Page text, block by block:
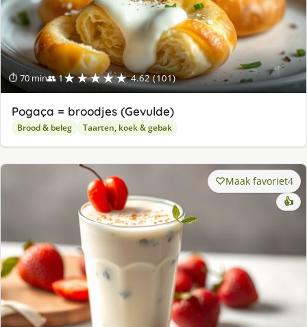
⏱ 70 min👥 1★★★★★ 4.62 (101)
Pogaça = broodjes (Gevulde)
Brood & beleg Taarten, koek & gebak
Maak favoriet4
👍